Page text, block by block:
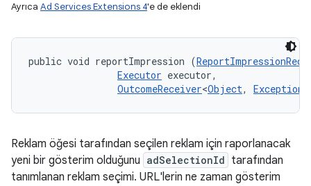
Ayrıca Ad Services Extensions 4'e de eklendi
public void reportImpression (
Executor executor,
OutcomeReceiver<Object, Exception
Reklam öğesi tarafından seçilen reklam için raporlanacak
yeni bir gösterim olduğunu adSelectionId tarafından
tanımlanan reklam seçimi. URL'lerin ne zaman gösterim